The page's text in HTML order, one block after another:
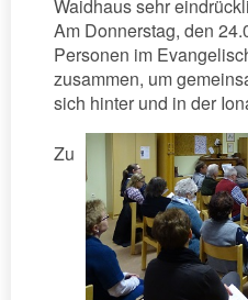
Waidhaus sehr
Am Donnerstag, den
Personen im
zusammen, um
sich hinter und in der
Zu